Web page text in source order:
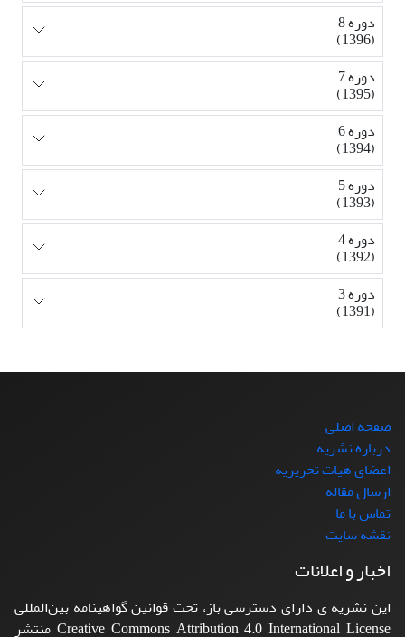
دوره 8
(1396)
دوره 7
(1395)
دوره 6
(1394)
دوره 5
(1393)
دوره 4
(1392)
دوره 3
(1391)
صفحه اصلی
درباره نشریه
اعضای هیات تحریریه
ارسال مقاله
تماس با ما
نقشه سایت
اخبار و اعلانات
این نشریه ی دارای دسترسی باز، تحت قوانین گواهینامه بین‌المللی
Creative Commons Attribution 4.0 International License منتشر